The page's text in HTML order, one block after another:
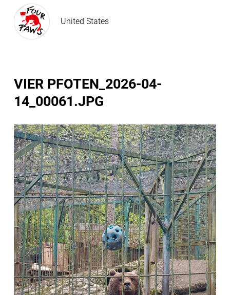
United States
VIER PFOTEN_2026-04-
14_00061.JPG